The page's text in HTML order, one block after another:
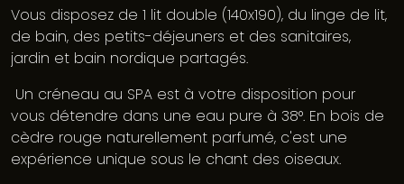
Vous disposez de 1 lit double (140x190), du linge de lit,
de bain, des petits-déjeuners et des sanitaires,
jardin et bain nordique partagés.
Un créneau au SPA est à votre disposition pour
vous détendre dans une eau pure à 38°. En bois de
cèdre rouge naturellement parfumé, c'est une
expérience unique sous le chant des oiseaux.